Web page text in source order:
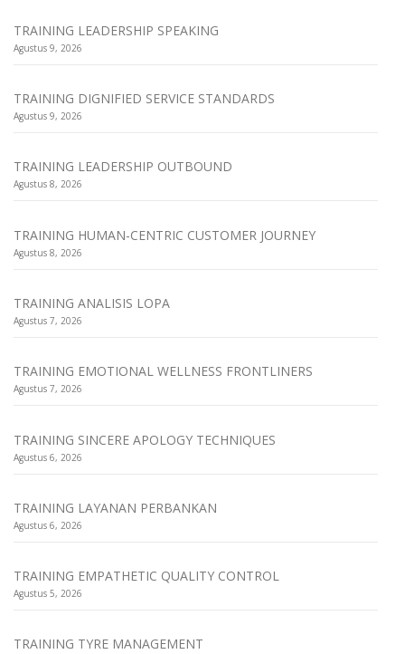
TRAINING LEADERSHIP SPEAKING
Agustus 9, 2026
TRAINING DIGNIFIED SERVICE STANDARDS
Agustus 9, 2026
TRAINING LEADERSHIP OUTBOUND
Agustus 8, 2026
TRAINING HUMAN-CENTRIC CUSTOMER JOURNEY
Agustus 8, 2026
TRAINING ANALISIS LOPA
Agustus 7, 2026
TRAINING EMOTIONAL WELLNESS FRONTLINERS
Agustus 7, 2026
TRAINING SINCERE APOLOGY TECHNIQUES
Agustus 6, 2026
TRAINING LAYANAN PERBANKAN
Agustus 6, 2026
TRAINING EMPATHETIC QUALITY CONTROL
Agustus 5, 2026
TRAINING TYRE MANAGEMENT